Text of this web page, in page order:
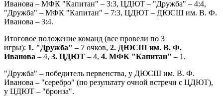
Иванова – МФК "Капитан" – 3:3, ЦДЮТ – "Дружба" – 4:4,
"Дружба" – МФК "Капитан" – 7:3, ЦДЮТ – ДЮСШ им. В. Ф.
Иванова – 3:4.
Итоговое положение команд (все провели по 3
игры): 1. "Дружба" – 7 очков, 2. ДЮСШ им. В. Ф.
Иванова – 4, 3. ЦДЮТ – 4, 4. МФК "Капитан" – 1.
"Дружба" – победитель первенства, у ДЮСШ им. В. Ф.
Иванова – "серебро" (по результату очной встречи с ЦДЮТ),
у ЦДЮТ – "бронза".